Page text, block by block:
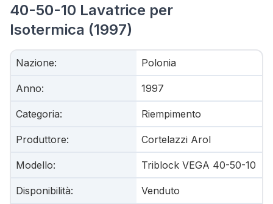
40-50-10 Lavatrice per
Isotermica (1997)
Nazione: Polonia
Anno: 1997
Categoria: Riempimento
Produttore: Cortelazzi Arol
Modello: Triblock VEGA 40-50-10
Disponibilità: Venduto